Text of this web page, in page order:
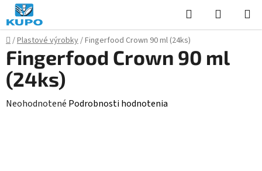
Prejsť
na
obsah
Hľadať
KOŠÍK
Domov
/Plastové výrobky/Fingerfood Crown 90 ml (24ks)
Fingerfood Crown 90 ml
(24ks)
Priemerné
Neohodnotené Podrobnosti hodnotenia